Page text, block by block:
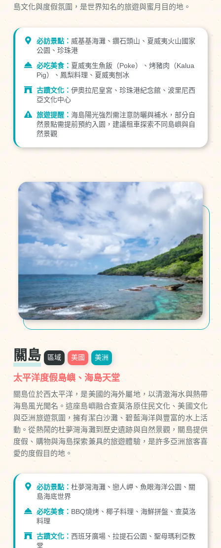
島文化與度假氛圍，是世界知名的旅遊與蜜月目的地。
必訪景點： 威基基海灘、鑽石頭山、夏威夷火山國家
公園、珍珠港
必吃美食： 夏威夷生魚飯（Poke）、烤豬肉（Kalua
Pig）、鳳梨料理、夏威夷刨冰
古蹟文化：伊奧拉尼皇宮、珍珠港紀念館、波里尼西
亞文化中心
旅遊提醒： 海島陽光強烈需注意防曬與補水，部分自
然景點需提前預約入園，建議租車探索不同島嶼與自
然景觀
關島 區域 美國 美洲
太平洋度假島嶼、海島天堂
關島位於西太平洋，是美國的海外屬地，以清澈海水與熱帶
海島風光聞名。這座島嶼融合查莫洛原住民文化、美國文化
與亞洲旅遊氛圍，擁有潔白沙灘、碧藍海洋與豐富的水上活
動。從熱鬧的杜夢灣海灘到歷史遺跡與自然景觀，關島提供
度假、購物與海島探索兼具的旅遊體驗，是許多亞洲旅客喜
愛的度假目的地。
必訪景點：杜夢灣海灘、戀人岬、魚眼海洋公園、關
島海底世界
必吃美食： BBQ燒烤、椰子料理、海鮮拼盤、查莫洛
料理
古蹟文化：西班牙廣場、拉提石公園、聖母瑪利亞教
堂